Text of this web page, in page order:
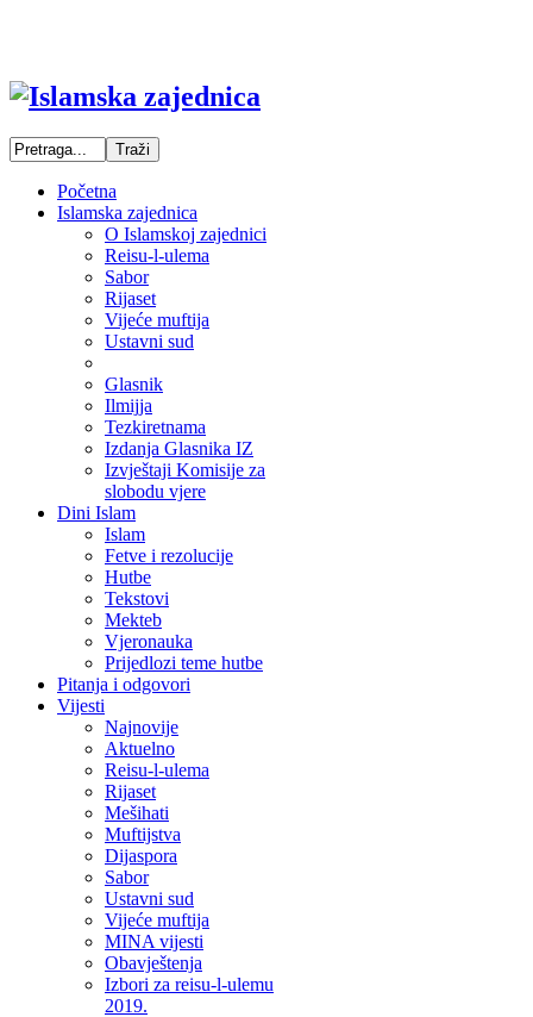
Početna
Islamska zajednica
O Islamskoj zajednici
Reisu-l-ulema
Sabor
Rijaset
Vijeće muftija
Ustavni sud
Glasnik
Ilmijja
Tezkiretnama
Izdanja Glasnika IZ
Izvještaji Komisije za
slobodu vjere
Dini Islam
Islam
Fetve i rezolucije
Hutbe
Tekstovi
Mekteb
Vjeronauka
Prijedlozi teme hutbe
Pitanja i odgovori
Vijesti
Najnovije
Aktuelno
Reisu-l-ulema
Rijaset
Mešihati
Muftijstva
Dijaspora
Sabor
Ustavni sud
Vijeće muftija
MINA vijesti
Obavještenja
Izbori za reisu-l-ulemu
2019.